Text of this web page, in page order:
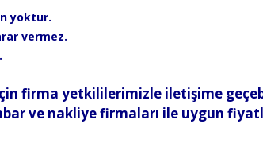
yoktur.
vermez.
firma yetkililerimizle iletişime
ve nakliye firmaları ile uygun